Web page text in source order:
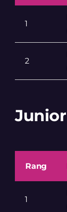
1
2
Junior
Rang
1